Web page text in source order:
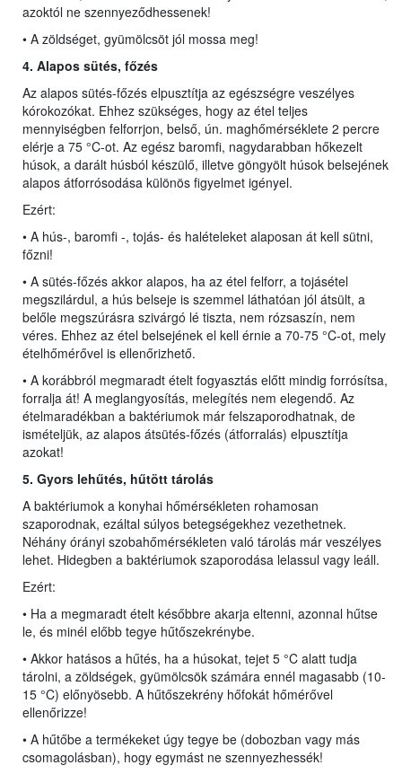
azoktól ne szennyeződhessenek!
• A zöldséget, gyümölcsöt jól mossa meg!
4. Alapos sütés, főzés
Az alapos sütés-főzés elpusztítja az egészségre veszélyes
kórokozókat. Ehhez szükséges, hogy az étel teljes
mennyiségben felforrjon, belső, ún. maghőmérséklete 2 percre
elérje a 75 °C-ot. Az egész baromfi, nagydarabban hőkezelt
húsok, a darált húsból készülő, illetve göngyölt húsok belsejének
alapos átforrósodása különös figyelmet igényel.
Ezért:
• A hús-, baromfi -, tojás- és halételeket alaposan át kell sütni,
főzni!
• A sütés-főzés akkor alapos, ha az étel felforr, a tojásétel
megszilárdul, a hús belseje is szemmel láthatóan jól átsült, a
belőle megszúrásra szivárgó lé tiszta, nem rózsaszín, nem
véres. Ehhez az étel belsejének el kell érnie a 70-75 °C-ot, mely
ételhőmérővel is ellenőrizhető.
• A korábbról megmaradt ételt fogyasztás előtt mindig forrósítsa,
forralja át! A meglangyosítás, melegítés nem elegendő. Az
ételmaradékban a baktériumok már felszaporodhatnak, de
ismételjük, az alapos átsütés-főzés (átforralás) elpusztítja
azokat!
5. Gyors lehűtés, hűtött tárolás
A baktériumok a konyhai hőmérsékleten rohamosan
szaporodnak, ezáltal súlyos betegségekhez vezethetnek.
Néhány órányi szobahőmérsékleten való tárolás már veszélyes
lehet. Hidegben a baktériumok szaporodása lelassul vagy leáll.
Ezért:
• Ha a megmaradt ételt későbbre akarja eltenni, azonnal hűtse
le, és minél előbb tegye hűtőszekrénybe.
• Akkor hatásos a hűtés, ha a húsokat, tejet 5 °C alatt tudja
tárolni, a zöldségek, gyümölcsök számára ennél magasabb (10-
15 °C) előnyösebb. A hűtőszekrény hőfokát hőmérővel
ellenőrizze!
• A hűtőbe a termékeket úgy tegye be (dobozban vagy más
csomagolásban), hogy egymást ne szennyezhessék!